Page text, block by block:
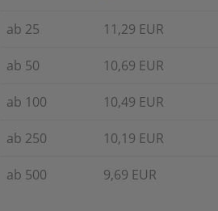
ab 25 11,29 EUR
ab 50 10,69 EUR
ab 100 10,49 EUR
ab 250 10,19 EUR
ab 500 9,69 EUR